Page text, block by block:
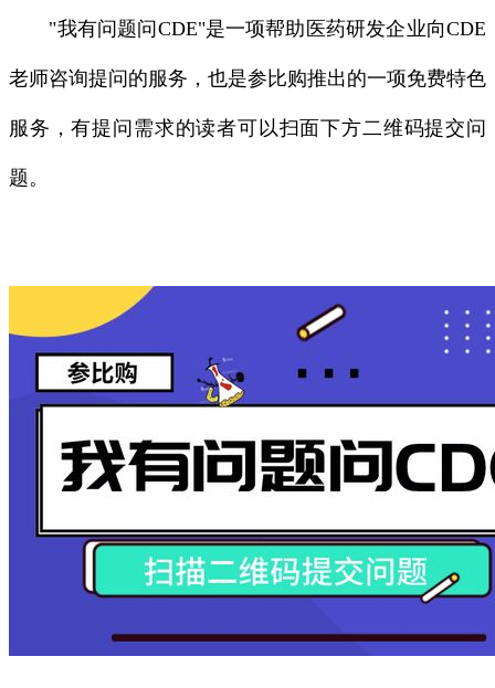
"我有问题问CDE"是一项帮助医药研发企业向CDE
老师咨询提问的服务，也是参比购推出的一项免费特色
服务，有提问需求的读者可以扫面下方二维码提交问
题。